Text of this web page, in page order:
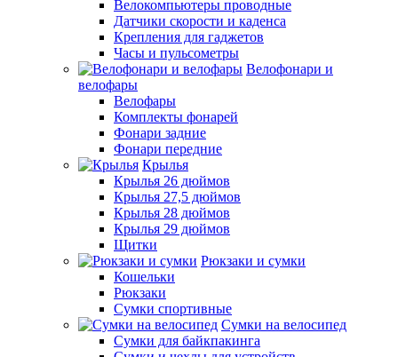
Велокомпьютеры проводные
Датчики скорости и каденса
Крепления для гаджетов
Часы и пульсометры
Велофонари и
велофары
Велофары
Комплекты фонарей
Фонари задние
Фонари передние
Крылья
Крылья 26 дюймов
Крылья 27,5 дюймов
Крылья 28 дюймов
Крылья 29 дюймов
Щитки
Рюкзаки и сумки
Кошельки
Рюкзаки
Сумки спортивные
Сумки на велосипед
Сумки для байкпакинга